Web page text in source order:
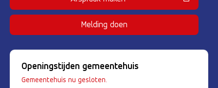
(Deze link gaat naar een externe
Melding doen
Openingstijden gemeentehuis
Gemeentehuis nu gesloten.